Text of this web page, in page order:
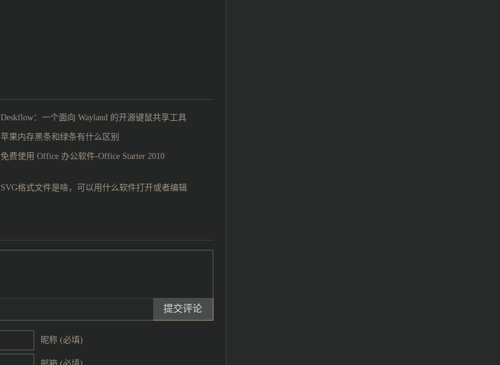
Deskflow：一个面向 Wayland 的开源键鼠共享工具
苹果内存黑条和绿条有什么区别
免费使用 Office 办公软件-Office Starter 2010
SVG格式文件是啥，可以用什么软件打开或者编辑
提交评论
昵称 (必填)